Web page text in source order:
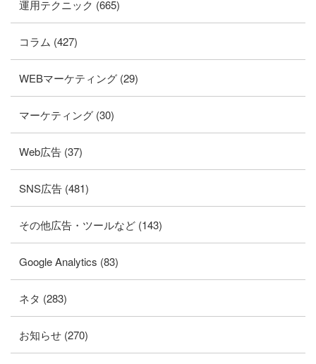
運用テクニック (665)
コラム (427)
WEBマーケティング (29)
マーケティング (30)
Web広告 (37)
SNS広告 (481)
その他広告・ツールなど (143)
Google Analytics (83)
ネタ (283)
お知らせ (270)